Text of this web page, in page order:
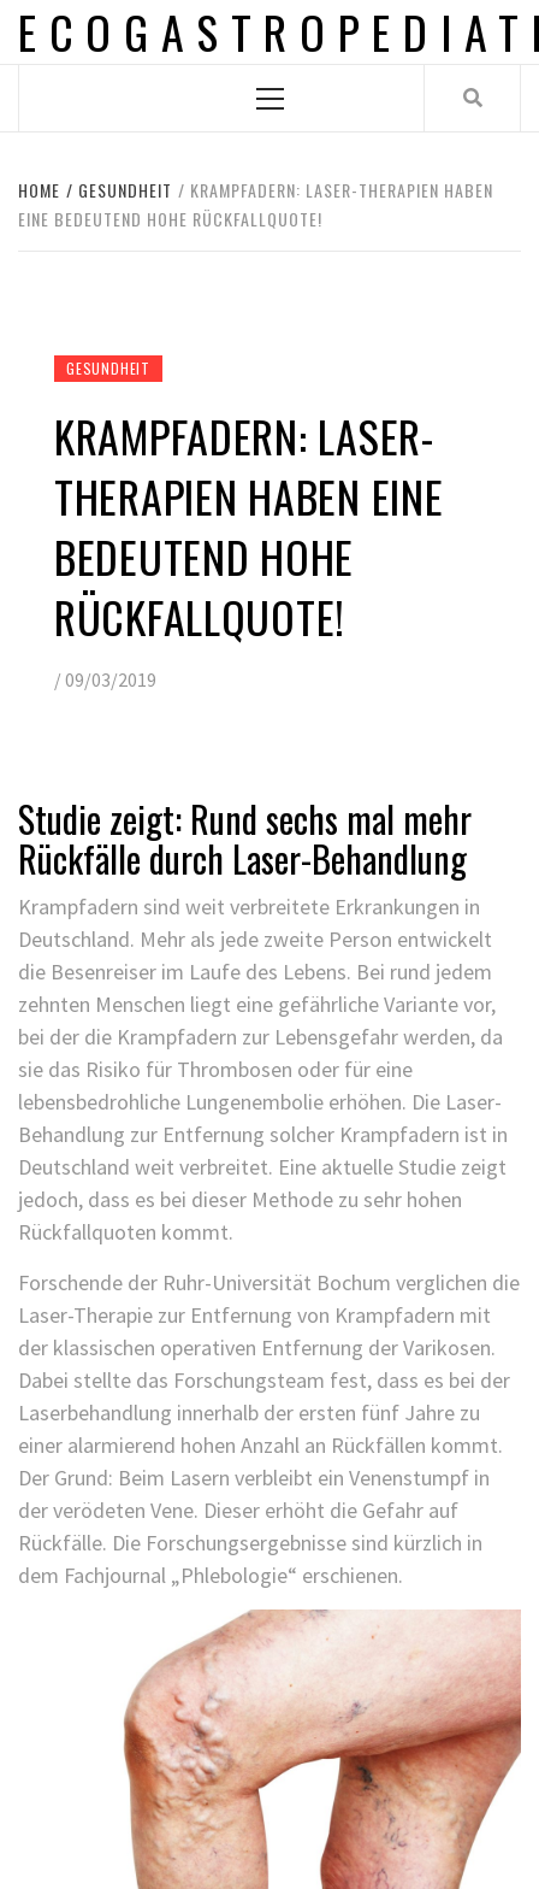
Skip
Menu
HOME GESUNDHEIT
KRAMPFADERN: LASER-THERAPIEN HABEN
EINE BEDEUTEND HOHE RÜCKFALLQUOTE!
GESUNDHEIT
KRAMPFADERN: LASER-
THERAPIEN HABEN EINE
BEDEUTEND HOHE
RÜCKFALLQUOTE!
/09/03/2019
Studie zeigt: Rund sechs mal mehr
Rückfälle durch Laser-Behandlung
Krampfadern sind weit verbreitete Erkrankungen in
Deutschland. Mehr als jede zweite Person entwickelt
die Besenreiser im Laufe des Lebens. Bei rund jedem
zehnten Menschen liegt eine gefährliche Variante vor,
bei der die Krampfadern zur Lebensgefahr werden, da
sie das Risiko für Thrombosen oder für eine
lebensbedrohliche Lungenembolie erhöhen. Die Laser-
Behandlung zur Entfernung solcher Krampfadern ist in
Deutschland weit verbreitet. Eine aktuelle Studie zeigt
jedoch, dass es bei dieser Methode zu sehr hohen
Rückfallquoten kommt.
Forschende der Ruhr-Universität Bochum verglichen die
Laser-Therapie zur Entfernung von Krampfadern mit
der klassischen operativen Entfernung der Varikosen.
Dabei stellte das Forschungsteam fest, dass es bei der
Laserbehandlung innerhalb der ersten fünf Jahre zu
einer alarmierend hohen Anzahl an Rückfällen kommt.
Der Grund: Beim Lasern verbleibt ein Venenstumpf in
der verödeten Vene. Dieser erhöht die Gefahr auf
Rückfälle. Die Forschungsergebnisse sind kürzlich in
dem Fachjournal „Phlebologie“ erschienen.